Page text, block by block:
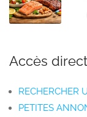
Accès direct
RECHERCHER
PETITES